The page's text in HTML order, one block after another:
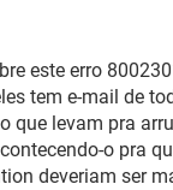
este erro
tem e-mail de
que levam pra
o pra
deveriam ser